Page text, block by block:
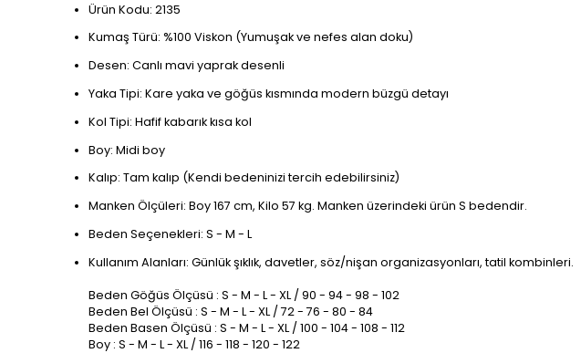
Ürün Kodu: 2135
Kumaş Türü: %100 Viskon (Yumuşak ve nefes alan doku)
Desen: Canlı mavi yaprak desenli
Yaka Tipi: Kare yaka ve göğüs kısmında modern büzgü detayı
Kol Tipi: Hafif kabarık kısa kol
Boy: Midi boy
Kalıp: Tam kalıp (Kendi bedeninizi tercih edebilirsiniz)
Manken Ölçüleri: Boy 167 cm, Kilo 57 kg. Manken üzerindeki ürün S bedendir.
Beden Seçenekleri: S - M - L
Kullanım Alanları: Günlük şıklık, davetler, söz/nişan organizasyonları, tatil kombinleri.
Beden Göğüs Ölçüsü : S - M - L - XL / 90 - 94 - 98 - 102
Beden Bel Ölçüsü : S - M - L - XL / 72 - 76 - 80 - 84
Beden Basen Ölçüsü : S - M - L - XL / 100 - 104 - 108 - 112
Boy : S - M - L - XL / 116 - 118 - 120 - 122